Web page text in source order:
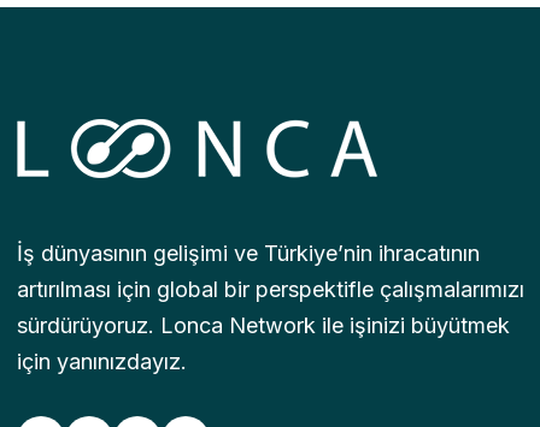
İş dünyasının gelişimi ve Türkiye’nin ihracatının
artırılması için global bir perspektifle çalışmalarımızı
sürdürüyoruz. Lonca Network ile işinizi büyütmek
için yanınızdayız.